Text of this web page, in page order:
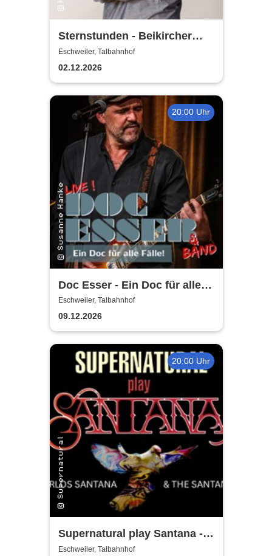
Sternstunden - Beikircher
und seine
Dezembergeschichten
Eschweiler, Talbahnhof
02.12.2026
20:00 Uhr
Doc Esser - Ein Doc für alle
Fälle
Eschweiler, Talbahnhof
09.12.2026
20:00 Uhr
Supernatural play Santana - A
Tribute to Carlos Santana
Eschweiler, Talbahnhof